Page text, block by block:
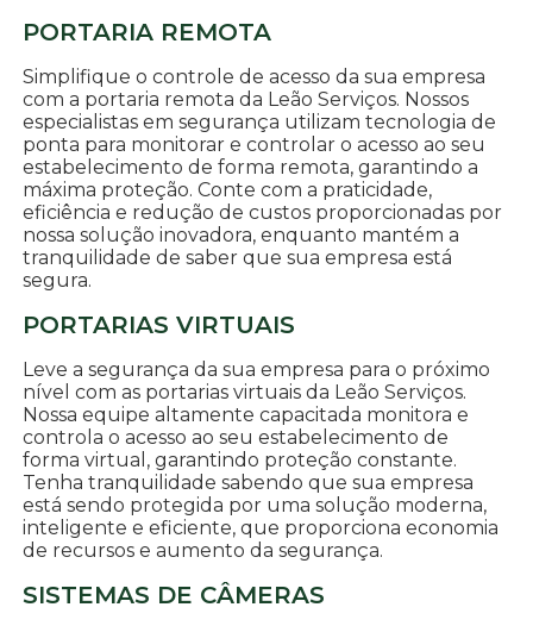
PORTARIA REMOTA
Simplifique o controle de acesso da sua empresa
com a portaria remota da Leão Serviços. Nossos
especialistas em segurança utilizam tecnologia de
ponta para monitorar e controlar o acesso ao seu
estabelecimento de forma remota, garantindo a
máxima proteção. Conte com a praticidade,
eficiência e redução de custos proporcionadas por
nossa solução inovadora, enquanto mantém a
tranquilidade de saber que sua empresa está
segura.
PORTARIAS VIRTUAIS
Leve a segurança da sua empresa para o próximo
nível com as portarias virtuais da Leão Serviços.
Nossa equipe altamente capacitada monitora e
controla o acesso ao seu estabelecimento de
forma virtual, garantindo proteção constante.
Tenha tranquilidade sabendo que sua empresa
está sendo protegida por uma solução moderna,
inteligente e eficiente, que proporciona economia
de recursos e aumento da segurança.
SISTEMAS DE CÂMERAS